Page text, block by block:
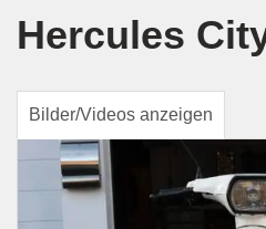
Hercules
Bilder/Videos anzeigen